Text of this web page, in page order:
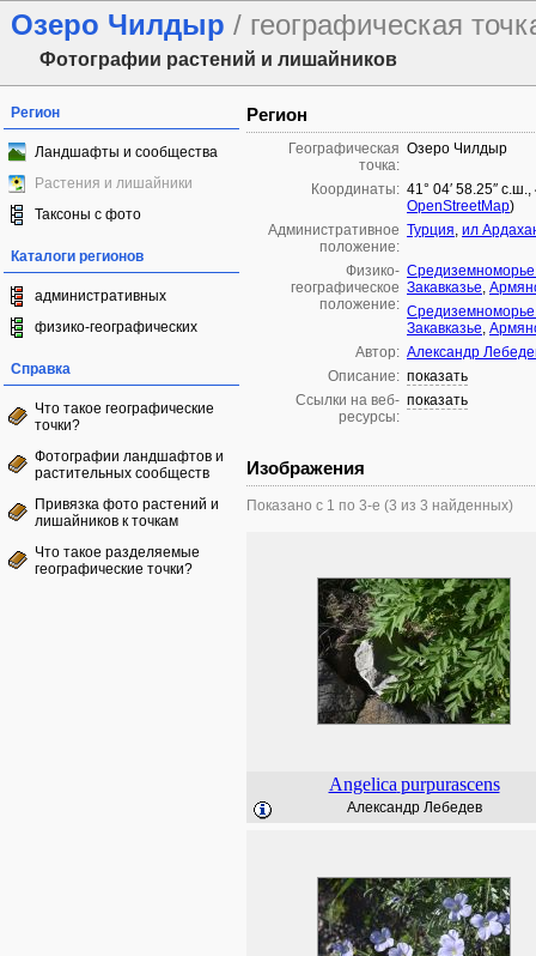
Озеро Чилдыр / географическая
Фотографии растений и лишайников
Регион
Ландшафты и сообщества
Растения и лишайники
Таксоны с фото
Каталоги регионов
административных
физико-географических
Справка
Что такое географические
точки?
Фотографии ландшафтов и
растительных сообществ
Привязка фото растений и
лишайников к точкам
Что такое разделяемые
географические точки?
Регион
Географическая
точка:
Озеро Чилдыр
Координаты: 41° 04′ 58.25″
OpenStreetMap)
Административное
положение:
Турция, ил
Физико-
географическое
положение:
Средиземноморье
Закавказье,
Средиземноморье
Закавказье,
Автор: Александр
Описание: показать
Ссылки на веб-
ресурсы:
показать
Изображения
Показано с 1 по 3-е (3 из 3 найденных)
Angelica purpurascens
Александр Лебедев